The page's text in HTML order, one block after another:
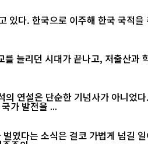
다. 한국으로 이주해 한국 국적
늘리던 시대가 끝나고, 저출산과
연설은 단순한 기념사가 아니었
가 발전을 ...
였다는 소식은 결코 가볍게 넘길